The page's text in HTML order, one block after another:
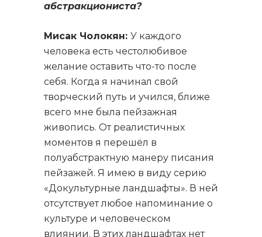
абстракциониста?
Мисак Чолокян: У каждого
человека есть честолюбивое
желание оставить что-то после
себя. Когда я начинал свой
творческий путь и учился, ближе
всего мне была пейзажная
живопись. От реалистичных
моментов я перешёл в
полуабстрактную манеру писания
пейзажей. Я имею в виду серию
«Докультурные ландшафты». В ней
отсутствует любое напоминание о
культуре и человеческом
влиянии. В этих ландшафтах нет